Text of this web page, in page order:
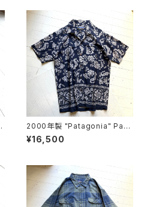
2000年製 "Patagonia" Pata
loha shirt
¥16,500